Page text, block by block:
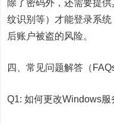
除了密码外，还需要提
纹识别等）才能登录系
后账户被盗的风险。
四、常见问题解答（FAQs
Q1: 如何更改Windows服